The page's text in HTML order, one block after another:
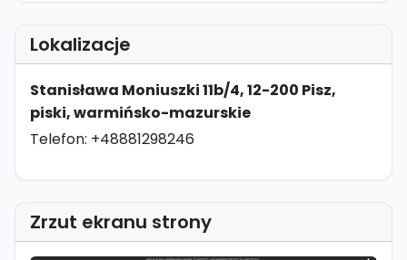
Lokalizacje
Stanisława Moniuszki 11b/4, 12-200 Pisz,
piski, warmińsko-mazurskie
Telefon: +48881298246
Zrzut ekranu strony